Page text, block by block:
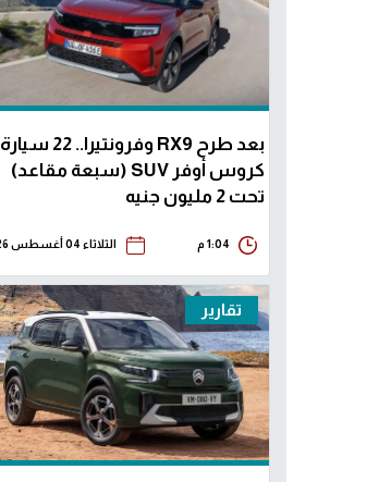
بعد طرح RX9 وفرونتيرا.. 22 سيارة
كروس أوفر SUV (سبعة مقاعد)
تحت 2 مليون جنيه
1:04 م الثلاثاء 04 أغسطس 2026
تقارير